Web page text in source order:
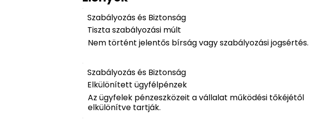
Szabályozás és Biztonság
Tiszta szabályozási múlt
Nem történt jelentős bírság vagy szabályozási jogsértés.
Szabályozás és Biztonság
Elkülönített ügyfélpénzek
Az ügyfelek pénzeszközeit a vállalat működési tőkéjétől
elkülönítve tartják.